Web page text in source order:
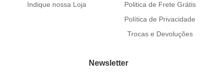
Indique nossa Loja
Politica de Frete Grátis
Política de Privacidade
Trocas e Devoluções
Newsletter